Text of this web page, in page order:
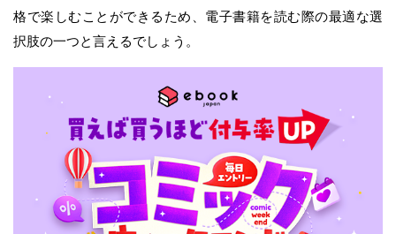
格で楽しむことができるため、電子書籍を読む際の最適な選
択肢の一つと言えるでしょう。